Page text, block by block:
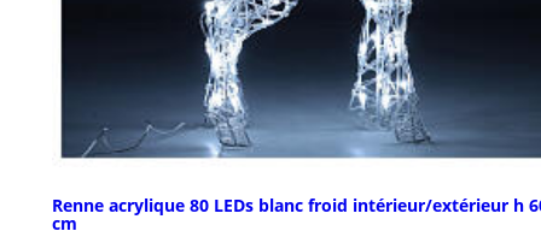
Renne acrylique 80 LEDs blanc froid intérieur/extérieur h
cm